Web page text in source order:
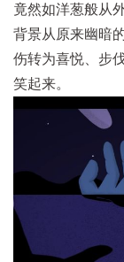
竟然如洋葱般从
背景从原来幽暗
伤转为喜悦、步
笑起来。